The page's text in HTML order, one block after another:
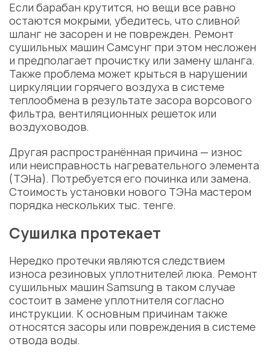
Если барабан крутится, но вещи все равно
остаются мокрыми, убедитесь, что сливной
шланг не засорен и не поврежден. Ремонт
сушильных машин Самсунг при этом несложен
и предполагает прочистку или замену шланга.
Также проблема может крыться в нарушении
циркуляции горячего воздуха в системе
теплообмена в результате засора ворсового
фильтра, вентиляционных решеток или
воздуховодов.
Другая распространённая причина — износ
или неисправность нагревательного элемента
(ТЭНа). Потребуется его починка или замена.
Стоимость установки нового ТЭНа мастером
порядка нескольких тыс. тенге.
Сушилка протекает
Нередко протечки являются следствием
износа резиновых уплотнителей люка. Ремонт
сушильных машин Samsung в таком случае
состоит в замене уплотнителя согласно
инструкции. К основным причинам также
относятся засоры или повреждения в системе
отвода воды.